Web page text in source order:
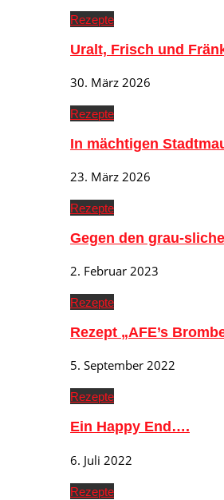
Rezepte
Uralt, Frisch und
30. März 2026
Rezepte
In mächtigen
23. März 2026
Rezepte
Gegen den grau-
2. Februar 2023
Rezepte
Rezept „AFE’s
5. September 2022
Rezepte
Ein Happy End….
6. Juli 2022
Rezepte